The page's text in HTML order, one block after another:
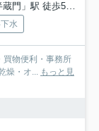
門」駅 徒歩5分
水
買物便利・事務所
燥・オ... もっと見